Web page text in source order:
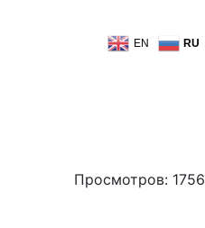
EN RU
Просмотров: 1756